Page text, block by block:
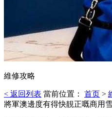
維修攻略
< 返回列表 當前位置： 首页 >
將軍澳邊度有得快靚正嘅商用